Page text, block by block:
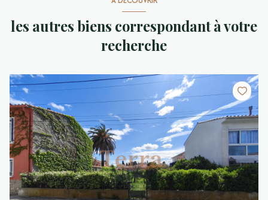
les autres biens correspondant à votre
recherche